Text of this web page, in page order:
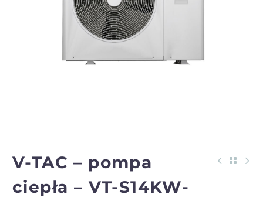
V-TAC – pompa
ciepła – VT-S14KW-